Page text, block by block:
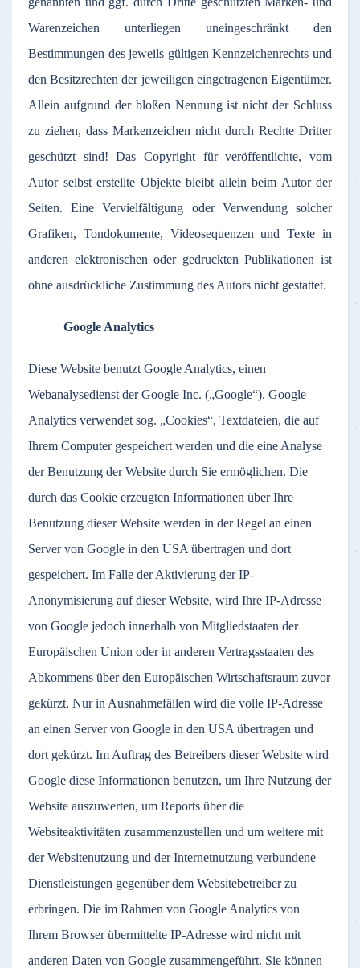
Warenzeichen unterliegen uneingeschränkt den
Bestimmungen des jeweils gültigen Kennzeichenrechts und
den Besitzrechten der jeweiligen eingetragenen Eigentümer.
Allein aufgrund der bloßen Nennung ist nicht der Schluss
zu ziehen, dass Markenzeichen nicht durch Rechte Dritter
geschützt sind! Das Copyright für veröffentlichte, vom
Autor selbst erstellte Objekte bleibt allein beim Autor der
Seiten. Eine Vervielfältigung oder Verwendung solcher
Grafiken, Tondokumente, Videosequenzen und Texte in
anderen elektronischen oder gedruckten Publikationen ist
ohne ausdrückliche Zustimmung des Autors nicht gestattet.
Google Analytics
Diese Website benutzt Google Analytics, einen
Webanalysedienst der Google Inc. („Google“). Google
Analytics verwendet sog. „Cookies“, Textdateien, die auf
Ihrem Computer gespeichert werden und die eine Analyse
der Benutzung der Website durch Sie ermöglichen. Die
durch das Cookie erzeugten Informationen über Ihre
Benutzung dieser Website werden in der Regel an einen
Server von Google in den USA übertragen und dort
gespeichert. Im Falle der Aktivierung der IP-
Anonymisierung auf dieser Website, wird Ihre IP-Adresse
von Google jedoch innerhalb von Mitgliedstaaten der
Europäischen Union oder in anderen Vertragsstaaten des
Abkommens über den Europäischen Wirtschaftsraum zuvor
gekürzt. Nur in Ausnahmefällen wird die volle IP-Adresse
an einen Server von Google in den USA übertragen und
dort gekürzt. Im Auftrag des Betreibers dieser Website wird
Google diese Informationen benutzen, um Ihre Nutzung der
Website auszuwerten, um Reports über die
Websiteaktivitäten zusammenzustellen und um weitere mit
der Websitenutzung und der Internetnutzung verbundene
Dienstleistungen gegenüber dem Websitebetreiber zu
erbringen. Die im Rahmen von Google Analytics von
Ihrem Browser übermittelte IP-Adresse wird nicht mit
anderen Daten von Google zusammengeführt. Sie können